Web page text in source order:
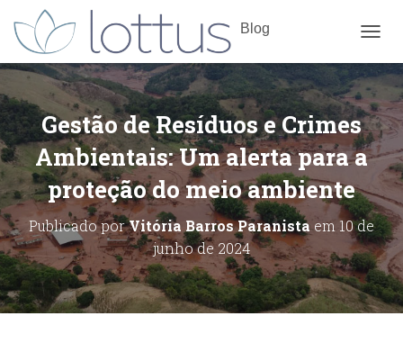
Blog
Gestão de Resíduos e Crimes
Ambientais: Um alerta para a
proteção do meio ambiente
Publicado porVitória Barros Paranistaem 10 de
junho de 2024